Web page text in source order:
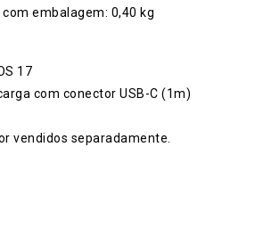
embalagem: 0,40 kg
17
com conector USB-C (1m)
vendidos separadamente.